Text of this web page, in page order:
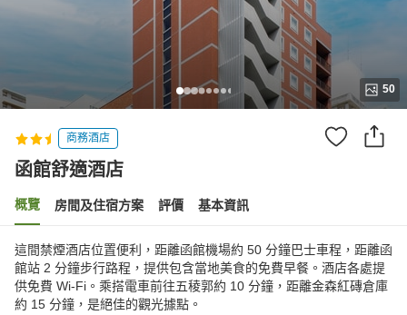
50
商務酒店
函館舒適酒店
概覽 房間及住宿方案 評價 基本資訊
這間禁煙酒店位置便利，距離函館機場約 50 分鐘巴士車程，距離函
館站 2 分鐘步行路程，提供包含當地美食的免費早餐。酒店各處提
供免費 Wi-Fi。乘搭電車前往五稜郭約 10 分鐘，距離金森紅磚倉庫
約 15 分鐘，是絕佳的觀光據點。